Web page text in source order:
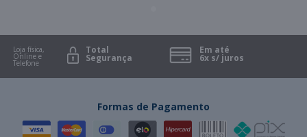
Loja física,
Online e
Telefone
Total
Segurança
Em até
6x s/ juros
Formas de Pagamento